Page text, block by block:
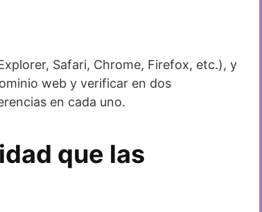
Safari, Chrome, Firefox, etc.), y
web y verificar en dos
en cada uno.
que las